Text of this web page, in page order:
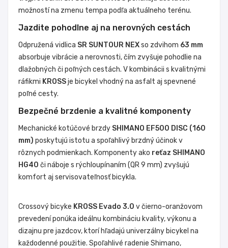
možností na zmenu tempa podľa aktuálneho terénu.
Jazdite pohodlne aj na nerovných cestách
Odpružená vidlica SR SUNTOUR NEXso zdvihom 63 mm
absorbuje vibrácie a nerovnosti, čím zvyšuje pohodlie na
dlažobných či poľných cestách. V kombinácii s kvalitnými
ráfikmi KROSSje bicykel vhodný na asfalt aj spevnené
poľné cesty.
Bezpečné brzdenie a kvalitné komponenty
Mechanické kotúčové brzdy SHIMANO EF500 DISC (160
mm) poskytujú istotu a spoľahlivý brzdný účinok v
rôznych podmienkach. Komponenty ako reťaz SHIMANO
HG40 či náboje s rýchloupínaním (QR 9 mm) zvyšujú
komfort aj servisovateľnosť bicykla.
Crossový bicyke KROSS Evado 3.0 v čierno-oranžovom
prevedení ponúka ideálnu kombináciu kvality, výkonu a
dizajnu pre jazdcov, ktorí hľadajú univerzálny bicykel na
každodenné použitie. Spoľahlivé radenie Shimano,